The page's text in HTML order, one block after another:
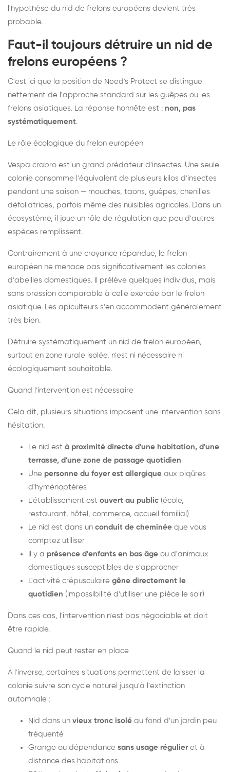
l'hypothèse du nid de frelons européens devient très
probable.
Faut-il toujours détruire un nid de
frelons européens ?
C'est ici que la position de Need's Protect se distingue
nettement de l'approche standard sur les guêpes ou les
frelons asiatiques. La réponse honnête est : non, pas
systématiquement.
Le rôle écologique du frelon européen
Vespa crabro est un grand prédateur d'insectes. Une seule
colonie consomme l'équivalent de plusieurs kilos d'insectes
pendant une saison — mouches, taons, guêpes, chenilles
défoliatrices, parfois même des nuisibles agricoles. Dans un
écosystème, il joue un rôle de régulation que peu d'autres
espèces remplissent.
Contrairement à une croyance répandue, le frelon
européen ne menace pas significativement les colonies
d'abeilles domestiques. Il prélève quelques individus, mais
sans pression comparable à celle exercée par le frelon
asiatique. Les apiculteurs s'en accommodent généralement
très bien.
Détruire systématiquement un nid de frelon européen,
surtout en zone rurale isolée, n'est ni nécessaire ni
écologiquement souhaitable.
Quand l'intervention est nécessaire
Cela dit, plusieurs situations imposent une intervention sans
hésitation.
Le nid est à proximité directe d'une habitation, d'une
terrasse, d'une zone de passage quotidien
Une personne du foyer est allergique aux piqûres
d'hyménoptères
L'établissement est ouvert au public (école,
restaurant, hôtel, commerce, accueil familial)
Le nid est dans un conduit de cheminée que vous
comptez utiliser
Il y a présence d'enfants en bas âge ou d'animaux
domestiques susceptibles de s'approcher
L'activité crépusculaire gêne directement le
quotidien (impossibilité d'utiliser une pièce le soir)
Dans ces cas, l'intervention n'est pas négociable et doit
être rapide.
Quand le nid peut rester en place
À l'inverse, certaines situations permettent de laisser la
colonie suivre son cycle naturel jusqu'à l'extinction
automnale :
Nid dans un vieux tronc isolé au fond d'un jardin peu
fréquenté
Grange ou dépendance sans usage régulier et à
distance des habitations